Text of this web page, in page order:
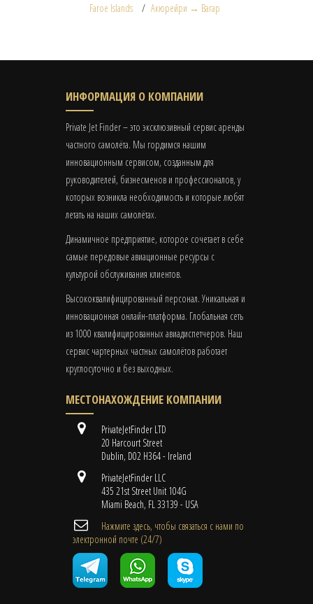
Faroe Islands
Акюрейри → Вагар
ИНФОРМАЦИЯ О КОМПАНИИ
Private Jet Finder – это эксклюзивный сервис аренды
частного самолёта. Мы гордимся нашим
инновационным сервисом, созданным для
руководителей, бизнесменов и профессионалов, у
которых возникла необходимость и которые любят
летать на наших самолётах.
Динамичное предприятие, которое сочетает в себе
самые передовые авиационные ресурсы с
культурой обслуживания клиентов.
Высококвалифицированный персонал. Уникальная и
инновационная онлайн-платформа. Глобальная сеть
из 1000 квалифицированных авиадиспетчеров. Наш
сервис чартерных частных самолётов работает
круглосуточно и без выходных.
МЕСТОНАХОЖДЕНИЕ КОМПАНИИ
PrivateJetFinder LTD
20 Harcourt Street
Dublin, D02 H364 - Ireland
PrivateJetFinder LLC
435 21st Street Unit 104G
Miami Beach, FL 33139 - USA
Нажмите здесь, чтобы связаться с нами по
электронной почте (24/7)